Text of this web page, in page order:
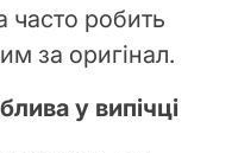
часто робить
за оригінал.
у випічці